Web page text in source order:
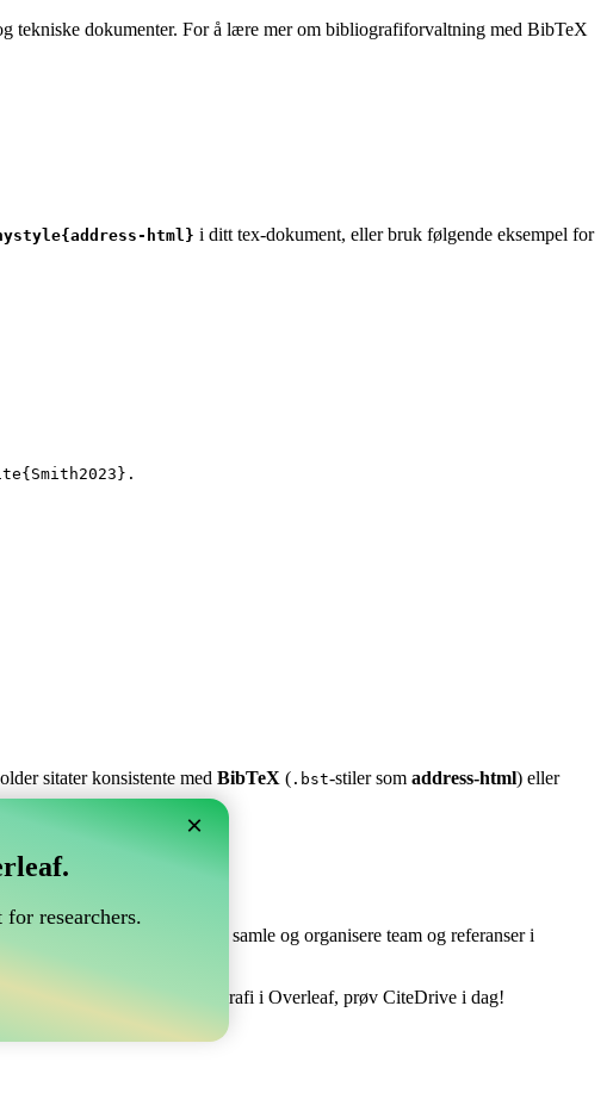
tekniske dokumenter. For å lære mer om bibliografiforvaltning med BibTeX
html} i ditt tex-dokument, eller bruk følgende eksempel for
{ Smith2023 }.
sitater konsistente med BibTeX ( .bst-stiler som address-html) eller
være perfekt! Det lar deg samle og organisere team og referanser i
måte å håndtere din bibliografi i Overleaf, prøv CiteDrive i dag!
×
researchers.